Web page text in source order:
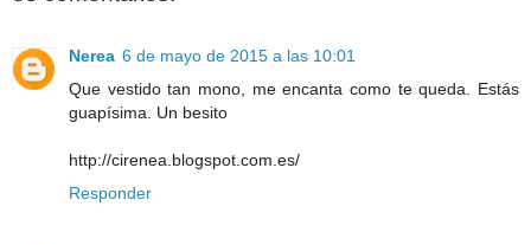
Nerea 6 de mayo de 2015 a las 10:01
Que vestido tan mono, me encanta como te queda. Estás
guapísima. Un besito
http://cirenea.blogspot.com.es/
Responder